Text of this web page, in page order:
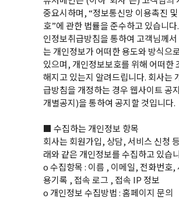
중요시하며, “정보통신망 이용촉진
호”에 관한 법률을 준수하고 있습니다
인정보취급방침을 통하여 고객님께서
는 개인정보가 어떠한 용도와 방식으
있으며, 개인정보보호를 위해 어떠한
해지고 있는지 알려드립니다. 회사는
급방침을 개정하는 경우 웹사이트 공
개별공지)을 통하여 공지할 것입니다.
■ 수집하는 개인정보 항목
회사는 회원가입, 상담, 서비스 신청
래와 같은 개인정보를 수집하고 있습
ο 수집항목 : 이름 , 이메일, 전화번호,
용기록 , 접속 로그 , 접속 IP 정보
ο 개인정보 수집방법 : 홈페이지 문의